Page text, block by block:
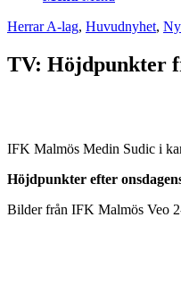
Herrar A-lag, Huvudnyhet,
TV: Höjdpunkter
IFK Malmös Medin Sudic i
Höjdpunkter efter
Bilder från IFK Malmös Veo